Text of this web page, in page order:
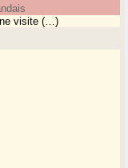
visite (…)